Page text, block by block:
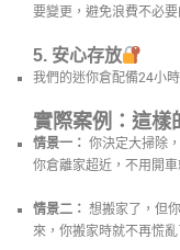
要變更，避免浪費不必要
5. 安心存放
我們的迷你倉配備24小
實際案例：這樣
情景一： 你決定大掃除
你倉離家超近，不用開
情景二： 想搬家了，但
來，你搬家時就不再慌亂